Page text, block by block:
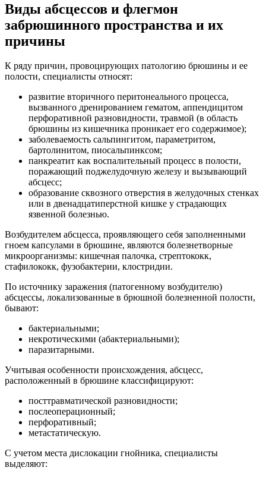
Виды абсцессов и флегмон
забрюшинного пространства и их
причины
К ряду причин, провоцирующих патологию брюшины и ее
полости, специалисты относят:
развитие вторичного перитонеального процесса,
вызванного дренированием гематом, аппендицитом
перфоративной разновидности, травмой (в область
брюшины из кишечника проникает его содержимое);
заболеваемость сальпингитом, параметритом,
бартолинитом, пиосальпинксом;
панкреатит как воспалительный процесс в полости,
поражающий поджелудочную железу и вызывающий
абсцесс;
образование сквозного отверстия в желудочных стенках
или в двенадцатиперстной кишке у страдающих
язвенной болезнью.
Возбудителем абсцесса, проявляющего себя заполненными
гноем капсулами в брюшине, являются болезнетворные
микроорганизмы: кишечная палочка, стрептококк,
стафилококк, фузобактерии, клостридии.
По источнику заражения (патогенному возбудителю)
абсцессы, локализованные в брюшной болезненной полости,
бывают:
бактериальными;
некротическими (абактериальными);
паразитарными.
Учитывая особенности происхождения, абсцесс,
расположенный в брюшине классифицируют:
посттравматической разновидности;
послеоперационный;
перфоративный;
метастатическую.
С учетом места дислокации гнойника, специалисты
выделяют: